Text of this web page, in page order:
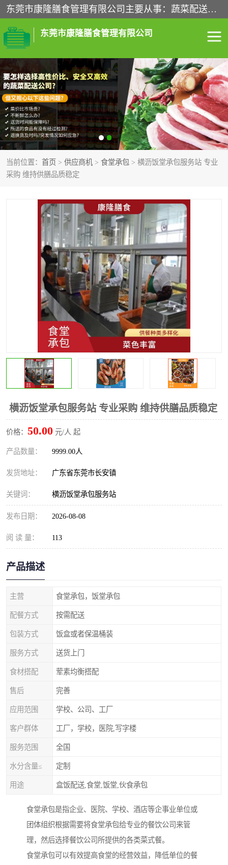
东莞市康隆膳食管理有限公司主要从事：蔬菜配送、食堂承包、企业工厂食堂承包、机关单位食堂承包、调味品配送、粮油配送、干货配送、副食配送、水果配送、海鲜配送等业务，东莞蔬菜配送电话，咨询在线客服。
东莞市康隆膳食管理有限公司
当前位置： 首页 > 供应商机 > 食堂承包 > 横沥饭堂承包服务站 专业
采购 维持供膳品质稳定
横沥饭堂承包服务站 专业采购 维持供膳品质稳定
价格： 50.00 元/人 起
产品数量： 9999.00人
发货地址： 广东省东莞市长安镇
关键词： 横沥饭堂承包服务站
发布日期： 2026-08-08
阅 读 量： 113
产品描述
主营 食堂承包，饭堂承包
配餐方式 按需配送
包装方式 饭盒或者保温桶装
服务方式 送货上门
食材搭配 荤素均衡搭配
售后 完善
应用范围 学校、公司、工厂
客户群体 工厂，学校，医院,写字楼
服务范围 全国
水分含量≤ 定制
用途 盒饭配送,食堂,饭堂,伙食承包
食堂承包是指企业、医院、学校、酒店等企事业单位或
团体组织根据需要将食堂承包给专业的餐饮公司来管
理，然后选择餐饮公司所提供的各类菜式餐。
食堂承包可以有效提高食堂的经营效益，降低单位的餐
食堂承包 蔬菜配送
粮油配送 鲜肉配送
海鲜配送 食材配送
调料配送 企业工厂食堂承包
干货配送 副食配送
水果配送